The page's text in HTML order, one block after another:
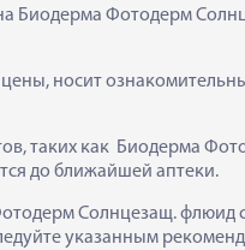
Биодерма Фотодерм
носит
таких как  Биодерма
до ближайшей аптеки.
Солнцезащ. флюид
указанным